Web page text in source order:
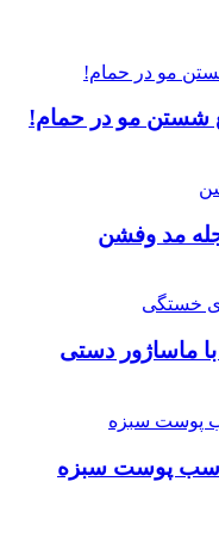
شستن مو در حمام!
ماساژور دستی
پوست سبزه